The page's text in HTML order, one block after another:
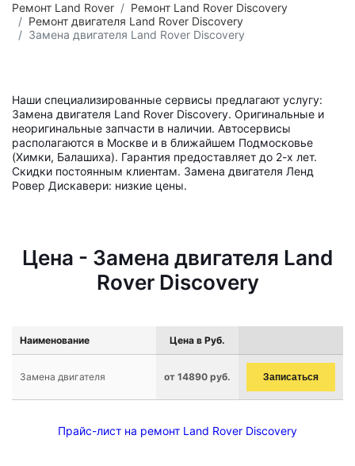
Ремонт Land Rover
Ремонт Land Rover Discovery
Ремонт двигателя Land Rover Discovery
Замена двигателя Land Rover Discovery
Наши специализированные сервисы предлагают услугу:
Замена двигателя Land Rover Discovery. Оригинальные и
неоригинальные запчасти в наличии. Автосервисы
располагаются в Москве и в ближайшем Подмосковье
(Химки, Балашиха). Гарантия предоставляет до 2-х лет.
Скидки постоянным клиентам. Замена двигателя Ленд
Ровер Дискавери: низкие цены.
Цена - Замена двигателя Land
Rover Discovery
Наименование Цена в Руб.
Замена двигателя от 14890 руб. Записаться
Прайс-лист на ремонт Land Rover Discovery